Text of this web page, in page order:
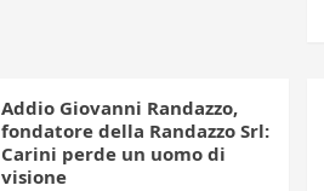
Addio Giovanni Randazzo,
fondatore della Randazzo Srl:
Carini perde un uomo di
visione